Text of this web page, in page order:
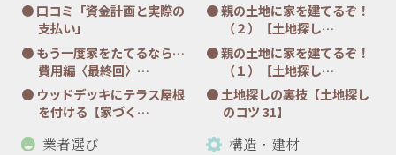
口コミ「資金計画と実際の
支払い」
もう一度家をたてるなら…
費用編〈最終回〉…
ウッドデッキにテラス屋根
を付ける【家づく…
親の土地に家を建てるぞ！
（２）【土地探し…
親の土地に家を建てるぞ！
（１）【土地探し…
土地探しの裏技【土地探し
のコツ 31】
業者選び 構造・建材